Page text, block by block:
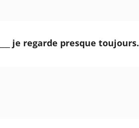
je regarde presque toujours.